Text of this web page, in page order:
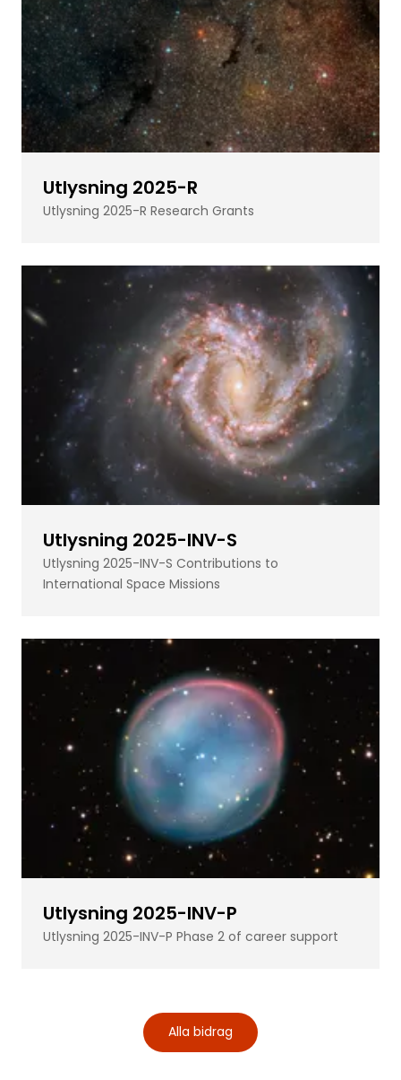
Utlysning 2025-R
Utlysning 2025-R Research Grants
Utlysning 2025-INV-S
Utlysning 2025-INV-S Contributions to
International Space Missions
Utlysning 2025-INV-P
Utlysning 2025-INV-P Phase 2 of career support
Alla bidrag